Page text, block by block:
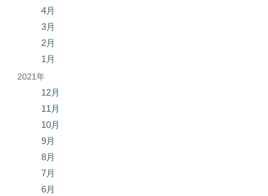
4月
3月
2月
1月
2021年
12月
11月
10月
9月
8月
7月
6月